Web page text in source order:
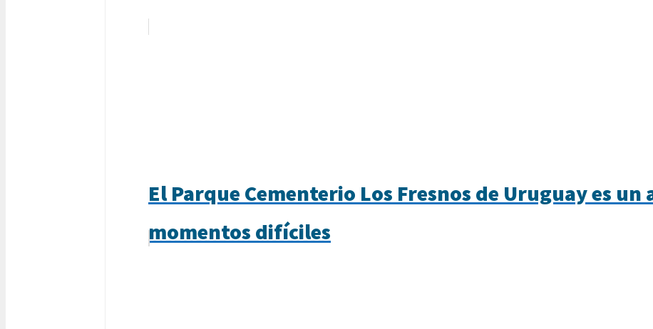
El Parque Cementerio Los Fresnos de Uruguay es un
momentos difíciles